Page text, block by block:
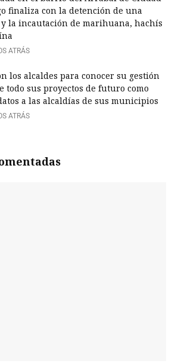
finaliza con la detención de una
la incautación de marihuana, hachís
ATRÁS
los alcaldes para conocer su gestión
todo sus proyectos de futuro como
a las alcaldías de sus municipios
ATRÁS